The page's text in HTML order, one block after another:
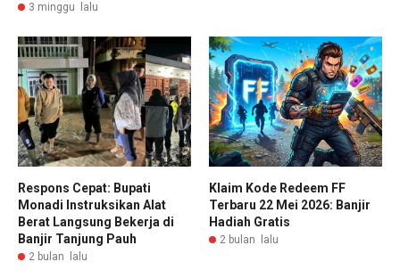
3 minggu lalu
Respons Cepat: Bupati
Monadi Instruksikan Alat
Berat Langsung Bekerja di
Banjir Tanjung Pauh
2 bulan lalu
Klaim Kode Redeem FF
Terbaru 22 Mei 2026: Banjir
Hadiah Gratis
2 bulan lalu